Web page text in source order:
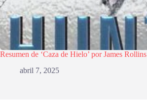
Resumen de ‘Caza de Hielo’ por James Rollins
abril 7, 2025